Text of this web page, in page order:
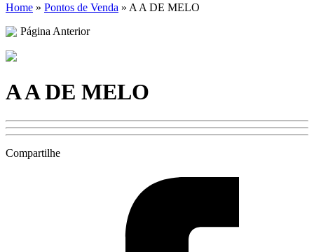
Home » Pontos de Venda » A A DE MELO
Página Anterior
A A DE MELO
Compartilhe